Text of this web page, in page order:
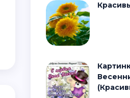
Картинки - С добрым